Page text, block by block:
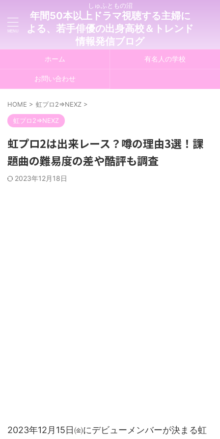
しゅふともの沼
年間50本以上ドラマ視聴する主婦に
よる、若手俳優の出身高校＆トレンド
情報発信ブログ
ホーム 有名人の学校
お問い合わせ
HOME > 虹プロ2⇒NEXZ >
虹プロ2⇒NEXZ
虹プロ2は出来レース？噂の理由3選！課
題曲の難易度の差や酷評も調査
2023年12月18日
2023年12月15日㈮にデビューメンバーが決まる虹